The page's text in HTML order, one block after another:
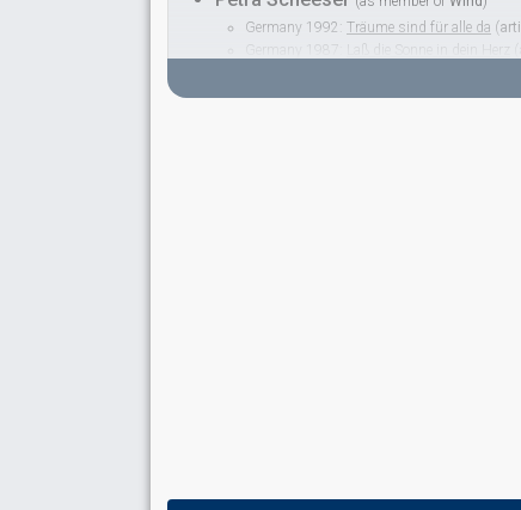
Germany 1992: Träume sind für alle da (
Germany 1987: